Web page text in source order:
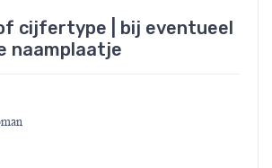
cijfertype | bij eventueel
naamplaatje